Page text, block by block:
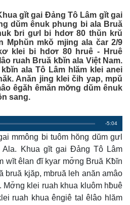
gĭt gai Đảng Tô Lâm gĭt gai
dŭm ênuk phung bi ala Bruă
ƀri gưl bi hdơr 80 thŭn krŭ
Mphŭn mkŏ mjing ala čar 2/9
klei bi hdơr 80 hruê - Hruê
ruah Bruă kƀĭn ala Việt Nam.
ala Tô Lâm hlăm klei anei
Anăn jing klei čih yap, mpŭ
êgăh êmăn mơ̆ng dŭm ênuk
sang.
R
e
m
i
n
-5:04
mmông bi tuôm hŏng dŭm gưl
Khua gĭt gai Đảng Tô Lâm
wĭt êlan đĭ kyar mơ̆ng Bruă Kƀĭn
bruă kjăp, mbruă leh anăn amâo
Mơ̆ng klei ruah khua kluôm hƀuê
ruah khua êngiê tal êlâo hlăm